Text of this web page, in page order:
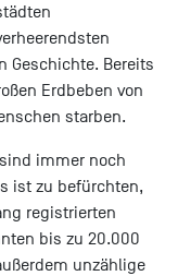
Geschichte. Bereits
Erdbeben von
starben.
immer noch
ist zu befürchten,
registrierten
bis zu 20.000
unzählige